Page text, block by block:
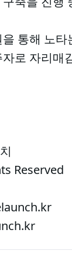
통해 노
로 자리매
Reserved